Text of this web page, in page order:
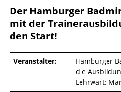
Der Hamburger
mit der
den Start!
Veranstalter:
Hamburger
die
Lehrwart: